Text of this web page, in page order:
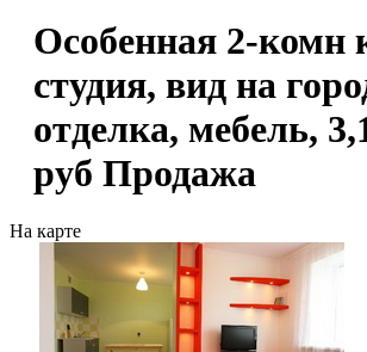
Особенная 2-комн
студия, вид на
отделка, мебель,
руб Продажа
На карте